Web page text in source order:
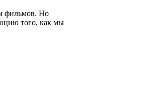
фильмов. Но
того, как мы